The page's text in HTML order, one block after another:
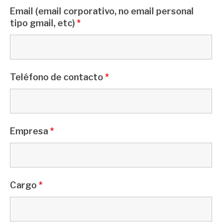
Email (email corporativo, no email personal
tipo gmail, etc)*
Teléfono de contacto*
Empresa*
Cargo*